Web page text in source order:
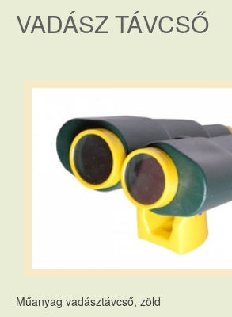
VADÁSZ TÁVCSŐ
Műanyag vadásztávcső, zöld